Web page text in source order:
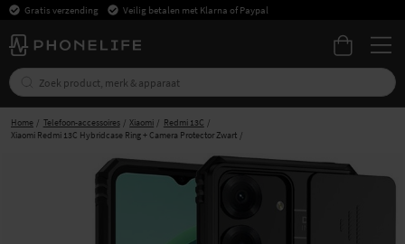
Gratis verzending Veilig betalen met Klarna of Paypal
Home Telefoon-accessoires Xiaomi
Redmi 13C
Xiaomi Redmi 13C Hybridcase Ring + Camera Protector Zwart